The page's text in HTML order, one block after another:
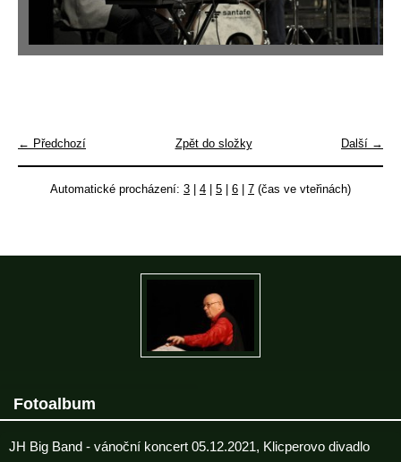
← Předchozí Další →
Zpět do složky
Automatické procházení: 3 4 5 6 7 (čas ve vteřinách)
Fotoalbum
JH Big Band - vánoční koncert 05.12.2021, Klicperovo divadlo